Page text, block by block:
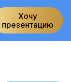
Хочу
презентацию